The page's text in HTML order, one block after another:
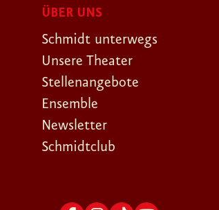
ÜBER UNS
Schmidt unterwegs
Unsere Theater
Stellenangebote
Ensemble
Newsletter
Schmidtclub